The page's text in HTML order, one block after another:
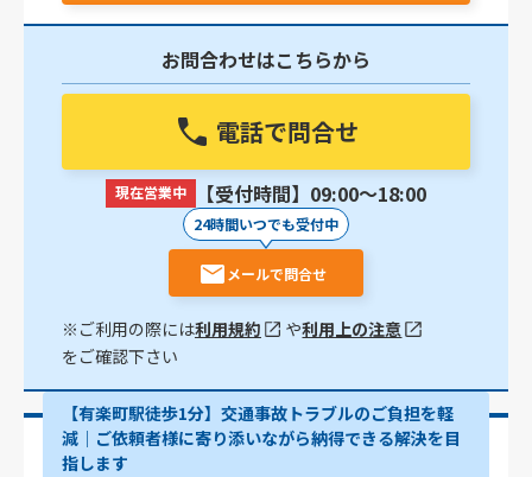
お問合わせはこちらから
電話で問合せ
現在営業中 【受付時間】09:00〜18:00
24時間いつでも受付中
メールで問合せ
※ご利用の際には利用規約 や利用上の注意
をご確認下さい
【有楽町駅徒歩1分】交通事故トラブルのご負担を軽
減｜ご依頼者様に寄り添いながら納得できる解決を目
指します